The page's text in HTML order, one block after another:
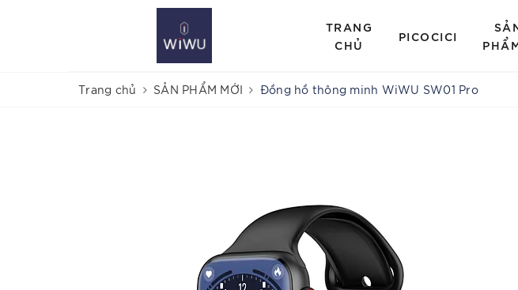
TRANG
CHỦ
PICOCICI
Trang chủ SẢN PHẨM MỚI Đồng hồ thông minh WiWU SW01 Pro